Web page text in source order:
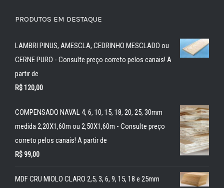
PRODUTOS EM DESTAQUE
LAMBRI PINUS, AMESCLA, CEDRINHO MESCLADO ou
CERNE PURO - Consulte preço correto pelos canais! A
partir de
R$120,00
COMPENSADO NAVAL 4, 6, 10, 15, 18, 20, 25, 30mm
medida 2,20X1,60m ou 2,50X1,60m - Consulte preço
correto pelos canais! A partir de
R$99,00
MDF CRU MIOLO CLARO 2,5, 3, 6, 9, 15, 18 e 25mm